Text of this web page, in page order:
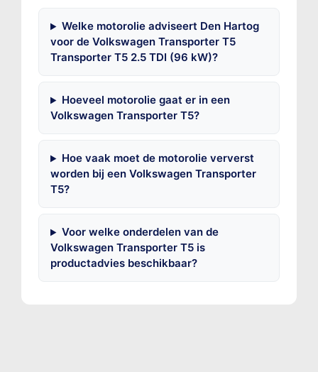
Welke motorolie adviseert Den Hartog
voor de Volkswagen Transporter T5
Transporter T5 2.5 TDI (96 kW)?
Hoeveel motorolie gaat er in een
Volkswagen Transporter T5?
Hoe vaak moet de motorolie ververst
worden bij een Volkswagen Transporter
T5?
Voor welke onderdelen van de
Volkswagen Transporter T5 is
productadvies beschikbaar?